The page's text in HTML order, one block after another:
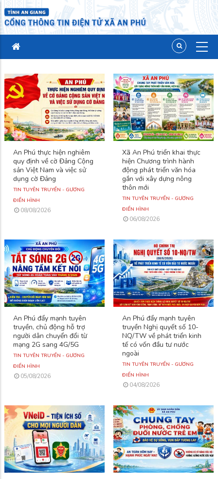
An Phú thực hiện nghiêm
quy định về cờ Đảng Cộng
sản Việt Nam và việc sử
dụng cờ Đảng
TIN TUYÊN TRUYỀN - GƯƠNG
ĐIỂN HÌNH
08/08/2026
Xã An Phú triển khai thực
hiện Chương trình hành
động phát triển văn hóa
gắn với xây dựng nông
thôn mới
TIN TUYÊN TRUYỀN - GƯƠNG
ĐIỂN HÌNH
06/08/2026
An Phú đẩy mạnh tuyên
truyền, chủ động hỗ trợ
người dân chuyển đổi từ
mạng 2G sang 4G/5G
TIN TUYÊN TRUYỀN - GƯƠNG
ĐIỂN HÌNH
05/08/2026
An Phú đẩy mạnh tuyên
truyền Nghị quyết số 10-
NQ/TW về phát triển kinh
tế có vốn đầu tư nước
ngoài
TIN TUYÊN TRUYỀN - GƯƠNG
ĐIỂN HÌNH
04/08/2026